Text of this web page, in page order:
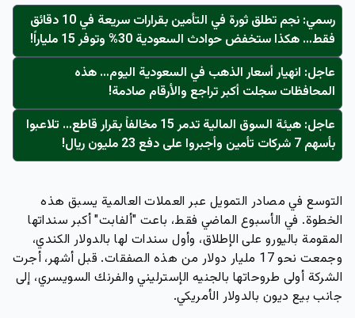
رسمي: نجم تطلق ثورة في التأمين بقرارات سريعة في 10 دقائق
فقط… هكذا ستخفض حوادث السعودية 30% وتوفر 15 ملياراً!
عاجل: انهيار أسعار الذهب في السعودية اليوم… هذه
المحافظات سجلت أكبر تراجع والأرقام صادمة!
عاجل: هيئة السوق المالية تدمر 15 مخالفاً بقرار قاطع… تلاعبوا
بأسهم 7 شركات تأمين وأجبروا على دفع 23 مليون ريال!
التوسع في مصادر التمويل عبر العملات العالمية يسبق هذه
الخطوة. في الأسبوع الماضي فقط، باعت "ألفابت" أكبر سنداتها
المقومة باليورو على الإطلاق، وأول سندات لها بالدولار الكندي،
وجمعت نحو 17 مليار دولار من هذه الصفقات. قبل أشهر، أجرت
الشركة أولى طروحاتها بالجنيه الإسترليني والفرنك السويسري، إلى
جانب بيع ديون بالدولار الأمريكي.